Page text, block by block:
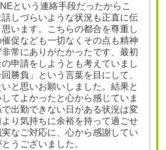
という連絡手段だったからこ
しづらいような状況も正直に伝
います。こちらの都合を尊重し
促なども一切なくその点も精神
常にありがたかったです、最初
申請をしようとも考えていまし
勝負」という言葉を目にして、
と思いお願いしました。結果と
てよかったと心から感じていま
出勤できない日がある状況は変
り気持ちに余裕を持って過ごせ
なご対応に、心から感謝してい
うございました。